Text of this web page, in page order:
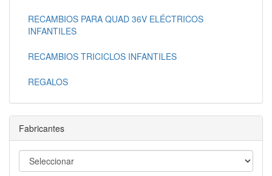
RECAMBIOS PARA QUAD 36V ELÉCTRICOS
INFANTILES
RECAMBIOS TRICICLOS INFANTILES
REGALOS
Fabricantes